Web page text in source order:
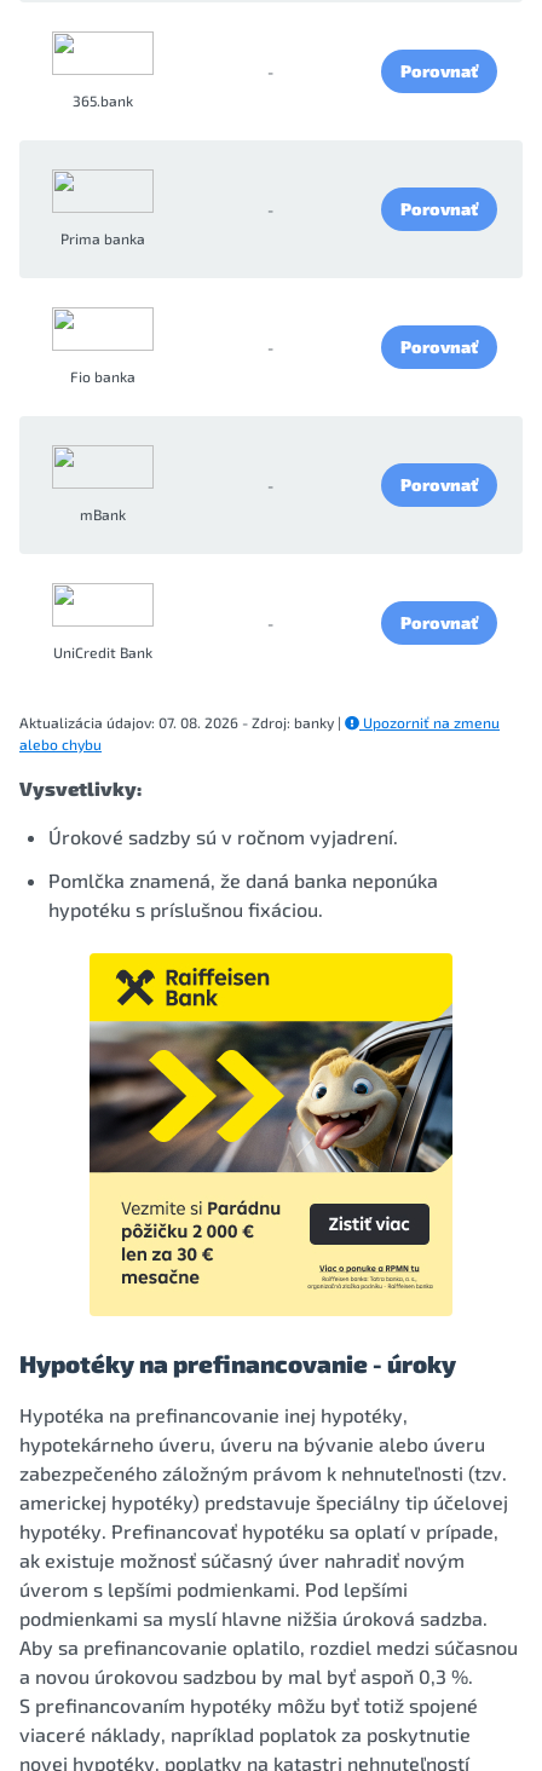
365.bank
- Porovnať
Prima banka
- Porovnať
Fio banka
- Porovnať
mBank
- Porovnať
UniCredit Bank
- Porovnať
Aktualizácia údajov: 07. 08. 2026 - Zdroj: banky |
Upozorniť na zmenu
alebo chybu
Vysvetlivky:
Úrokové sadzby sú v ročnom vyjadrení.
Pomlčka znamená, že daná banka neponúka
hypotéku s príslušnou fixáciou.
Hypotéky na prefinancovanie - úroky
Hypotéka na prefinancovanie inej hypotéky,
hypotekárneho úveru, úveru na bývanie alebo úveru
zabezpečeného záložným právom k nehnuteľnosti (tzv.
americkej hypotéky) predstavuje špeciálny tip účelovej
hypotéky. Prefinancovať hypotéku sa oplatí v prípade,
ak existuje možnosť súčasný úver nahradiť novým
úverom s lepšími podmienkami. Pod lepšími
podmienkami sa myslí hlavne nižšia úroková sadzba.
Aby sa prefinancovanie oplatilo, rozdiel medzi súčasnou
a novou úrokovou sadzbou by mal byť aspoň 0,3 %.
S prefinancovaním hypotéky môžu byť totiž spojené
viaceré náklady, napríklad poplatok za poskytnutie
novej hypotéky, poplatky na katastri nehnuteľností